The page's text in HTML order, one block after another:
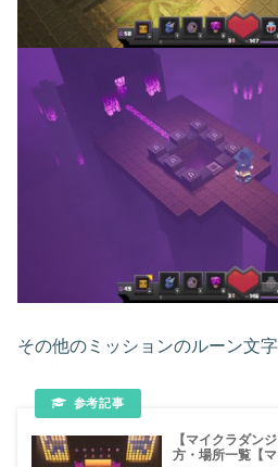
その他のミッションのルーン文
【マイクラダン
方・場所一覧【マ